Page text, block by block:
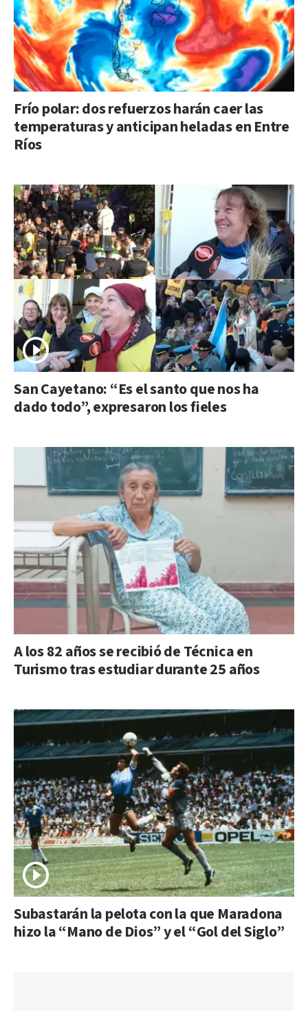
Frío polar: dos refuerzos harán caer las
temperaturas y anticipan heladas en Entre
Ríos
San Cayetano: “Es el santo que nos ha
dado todo”, expresaron los fieles
A los 82 años se recibió de Técnica en
Turismo tras estudiar durante 25 años
Subastarán la pelota con la que Maradona
hizo la “Mano de Dios” y el “Gol del Siglo”